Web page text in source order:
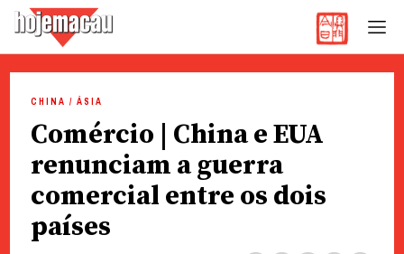
content
CHINA / ÁSIA
Comércio | China e EUA
renunciam a guerra
comercial entre os dois
países